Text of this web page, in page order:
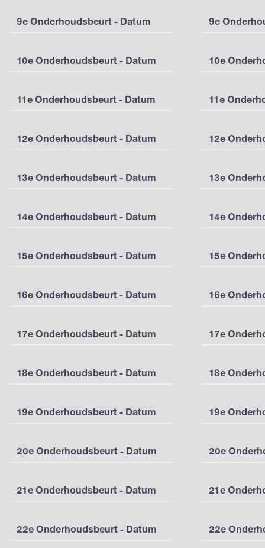
9e Onderhoudsbeurt - Datum 9e
10e Onderhoudsbeurt - Datum 10e
11e Onderhoudsbeurt - Datum 11e
12e Onderhoudsbeurt - Datum 12e
13e Onderhoudsbeurt - Datum 13e
14e Onderhoudsbeurt - Datum 14e
15e Onderhoudsbeurt - Datum 15e
16e Onderhoudsbeurt - Datum 16e
17e Onderhoudsbeurt - Datum 17e
18e Onderhoudsbeurt - Datum 18e
19e Onderhoudsbeurt - Datum 19e
20e Onderhoudsbeurt - Datum 20e
21e Onderhoudsbeurt - Datum 21e
22e Onderhoudsbeurt - Datum 22e